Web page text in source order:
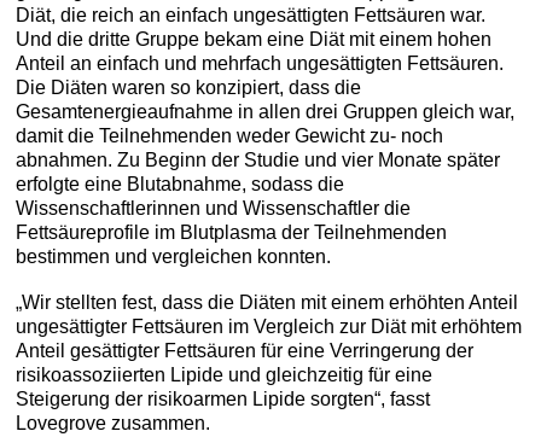
Diät, die reich an einfach ungesättigten Fettsäuren war.
Und die dritte Gruppe bekam eine Diät mit einem hohen
Anteil an einfach und mehrfach ungesättigten Fettsäuren.
Die Diäten waren so konzipiert, dass die
Gesamtenergieaufnahme in allen drei Gruppen gleich war,
damit die Teilnehmenden weder Gewicht zu- noch
abnahmen. Zu Beginn der Studie und vier Monate später
erfolgte eine Blutabnahme, sodass die
Wissenschaftlerinnen und Wissenschaftler die
Fettsäureprofile im Blutplasma der Teilnehmenden
bestimmen und vergleichen konnten.
„Wir stellten fest, dass die Diäten mit einem erhöhten Anteil
ungesättigter Fettsäuren im Vergleich zur Diät mit erhöhtem
Anteil gesättigter Fettsäuren für eine Verringerung der
risikoassoziierten Lipide und gleichzeitig für eine
Steigerung der risikoarmen Lipide sorgten“, fasst
Lovegrove zusammen.